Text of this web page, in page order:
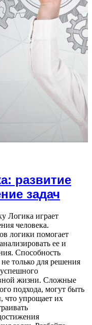
развитие
задач
Логика играет
человека.
логики помогает
ее и
Способность
только для решения
жизни. Сложные
подхода, могут быть
что упрощает их